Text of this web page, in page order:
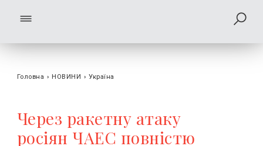
Головна › НОВИНИ › Україна
Через ракетну атаку
росіян ЧАЕС повністю